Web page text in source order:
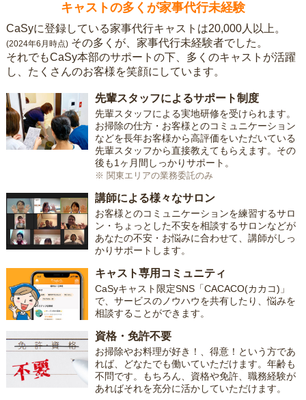
キャストの多くが家事代行未経験
CaSyに登録している家事代行キャストは20,000人以上。
(2024年6月時点) その多くが、家事代行未経験者でした。
それでもCaSy本部のサポートの下、多くのキャストが活躍
し、たくさんのお客様を笑顔にしています。
先輩スタッフによるサポート制度
先輩スタッフによる実地研修を受けられます。
お掃除の仕方・お客様とのコミュニケーション
などを長年お客様から高評価をいただいている
先輩スタッフから直接教えてもらえます。その
後も1ヶ月間しっかりサポート。
※ 関東エリアの業務委託のみ
講師による様々なサロン
お客様とのコミュニケーションを練習するサロ
ン・ちょっとした不安を相談するサロンなどが
あなたの不安・お悩みに合わせて、講師がしっ
かりサポートします。
キャスト専用コミュニティ
CaSyキャスト限定SNS「CACACO(カカコ)」
で、サービスのノウハウを共有したり、悩みを
相談することができます。
資格・免許不要
お掃除やお料理が好き！、得意！という方であ
れば、どなたでも働いていただけます。年齢も
不問です。もちろん、資格や免許、職務経験が
あればそれを充分に活かしていただけます。